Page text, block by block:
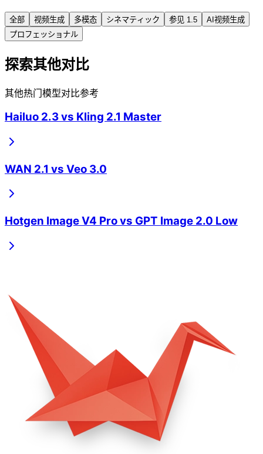
全部 视频生成 多模态 シネマティック 参见 1.5
AI视频生成
プロフェッショナル
探索其他对比
其他热门模型对比参考
Hailuo 2.3vs Kling 2.1 Master
WAN 2.1 vs Veo 3.0
Hotgen Image V4 Provs GPT Image 2.0 Low